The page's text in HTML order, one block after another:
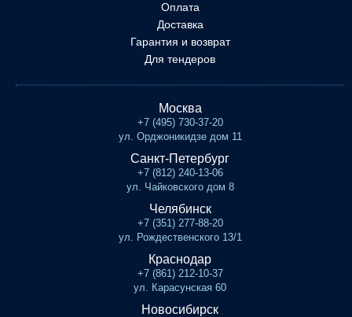
Оплата
Доставка
Гарантия и возврат
Для тендеров
Москва
+7 (495) 730-37-20
ул. Орджоникидзе дом 11
Санкт-Петербург
+7 (812) 240-13-06
ул. Чайковского дом 8
Челябинск
+7 (351) 277-88-20
ул. Рождественского 13/1
Краснодар
+7 (861) 212-10-37
ул. Карасунская 60
Новосибирск